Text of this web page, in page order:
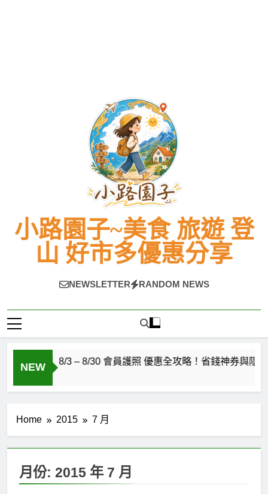
小路園子~美食 旅遊 登
山 好市多優惠分享
~（*'∀`*）~♡ 就愛美食，旅遊，登山，人生快樂與否?由
NEWSLETTER RANDOM NEWS
NEW
】8/3 – 8/30 會員護照 優惠全攻略！省錢神券與隱藏特價清
Home 2015 7 月
月份: 2015 年 7 月